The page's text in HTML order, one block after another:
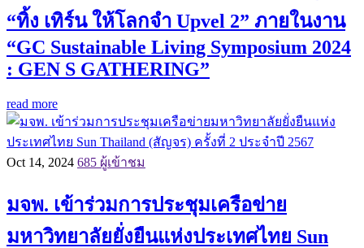
“ทิ้ง เทิร์น ให้โลกจำ Upvel 2” ภายในงาน
“GC Sustainable Living Symposium 2024
: GEN S GATHERING”
read more
Oct 14, 2024 685 ผู้เข้าชม
มจพ. เข้าร่วมการประชุมเครือข่าย
มหาวิทยาลัยยั่งยืนแห่งประเทศไทย Sun